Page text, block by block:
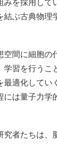
みを採用して
結ぶ古典物理
空間に細胞の
学習を行うこ
最適化してい
には量子力学
究者たちは、